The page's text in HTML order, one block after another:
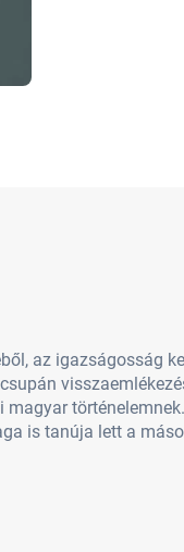
az igazságosság
magyar
is tanúja lett a